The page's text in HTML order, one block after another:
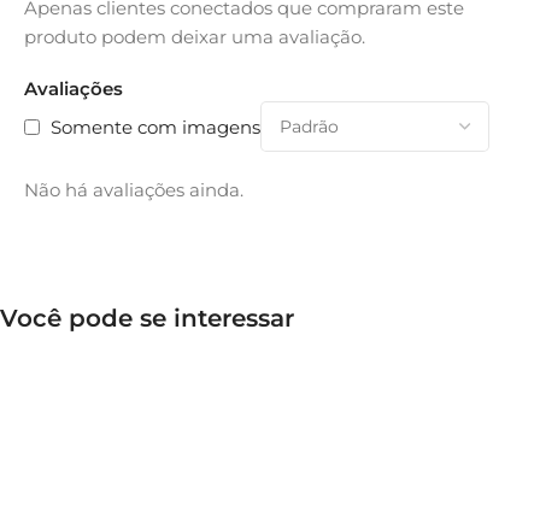
Avaliações
Somente com imagens
Não há avaliações ainda.
Apenas clientes conectados que compraram este
produto podem deixar uma avaliação.
Você pode se interessar